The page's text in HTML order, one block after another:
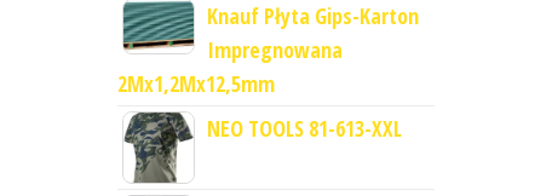
Knauf Płyta Gips-Karton
Impregnowana
2Mx1,2Mx12,5mm
NEO TOOLS 81-613-XXL